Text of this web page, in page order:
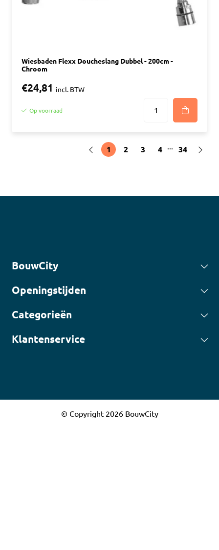
Wiesbaden Flexx Doucheslang Dubbel - 200cm -
Chroom
€24,81 incl. BTW
Op voorraad
1 2 3 4 ... 34
BouwCity
Openingstijden
Categorieën
Klantenservice
© Copyright 2026 BouwCity